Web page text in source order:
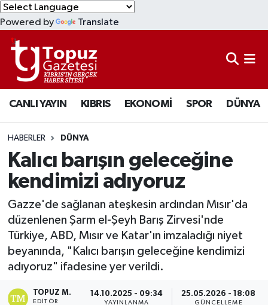
Powered by Translate
CANLI YAYIN KIBRIS EKONOMİ SPOR DÜNYA
HABERLER DÜNYA
Kalıcı barışın geleceğine
kendimizi adıyoruz
Gazze'de sağlanan ateşkesin ardından Mısır'da
düzenlenen Şarm el-Şeyh Barış Zirvesi'nde
Türkiye, ABD, Mısır ve Katar'ın imzaladığı niyet
beyanında, "Kalıcı barışın geleceğine kendimizi
adıyoruz" ifadesine yer verildi.
TOPUZ M.
EDITÖR
14.10.2025 - 09:34
YAYINLANMA
25.05.2026 - 18:08
GÜNCELLEME
KIBRIS
DÜNYA
EKONOMİ
MAGAZİN
SAĞLIK
SPOR
TEKNOLOJİ
TÜRKİYE
Lefkoşa Nöbetçi Eczaneler
Lefkoşa Hava Durumu
Lefkoşa Trafik Yoğunluk Haritası
Süper Lig Puan Durumu ve Fikstür
Tüm Manşetler
Son Dakika Haberleri
Haber Arşivi